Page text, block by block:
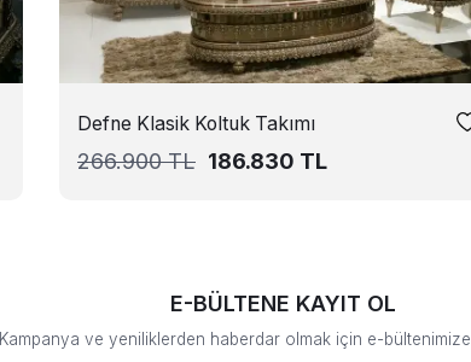
Defne Klasik Koltuk Takımı
266.900TL 186.830 TL
E-BÜLTENE KAYIT OL
Kampanya ve yeniliklerden haberdar olmak için e-